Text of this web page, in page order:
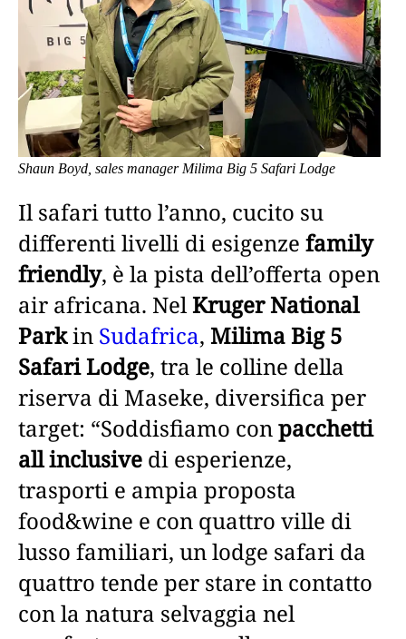
Shaun Boyd, sales manager Milima Big 5 Safari Lodge
Il safari tutto l’anno, cucito su
differenti livelli di esigenze family
friendly, è la pista dell’offerta open
air africana. NelKruger National
Parkin Sudafrica, Milima Big 5
Safari Lodge, tra le colline della
riserva di Maseke, diversifica per
target: “Soddisfiamo conpacchetti
all inclusive di esperienze,
trasporti e ampia proposta
food&wine e con quattro ville di
lusso familiari, un lodge safari da
quattro tende per stare in contatto
con la natura selvaggia nel